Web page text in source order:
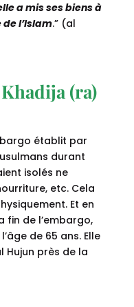
a mis ses biens à
l’Islam.” (al
(ra)
établit par
durant
isolés ne
etc. Cela
Et en
fin de l’embargo,
de 65 ans. Elle
Hujun près de la